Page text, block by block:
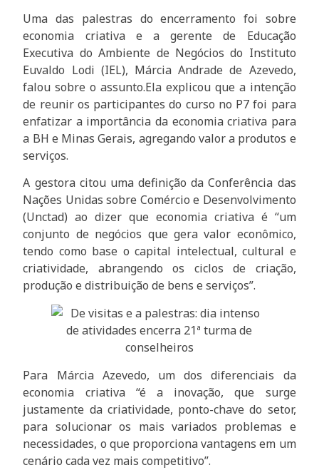
Uma das palestras do encerramento foi sobre
economia criativa e a gerente de Educação
Executiva do Ambiente de Negócios do Instituto
Euvaldo Lodi (IEL), Márcia Andrade de Azevedo,
falou sobre o assunto.Ela explicou que a intenção
de reunir os participantes do curso no P7 foi para
enfatizar a importância da economia criativa para
a BH e Minas Gerais, agregando valor a produtos e
serviços.
A gestora citou uma definição da Conferência das
Nações Unidas sobre Comércio e Desenvolvimento
(Unctad) ao dizer que economia criativa é “um
conjunto de negócios que gera valor econômico,
tendo como base o capital intelectual, cultural e
criatividade, abrangendo os ciclos de criação,
produção e distribuição de bens e serviços”.
Para Márcia Azevedo, um dos diferenciais da
economia criativa “é a inovação, que surge
justamente da criatividade, ponto-chave do setor,
para solucionar os mais variados problemas e
necessidades, o que proporciona vantagens em um
cenário cada vez mais competitivo”.